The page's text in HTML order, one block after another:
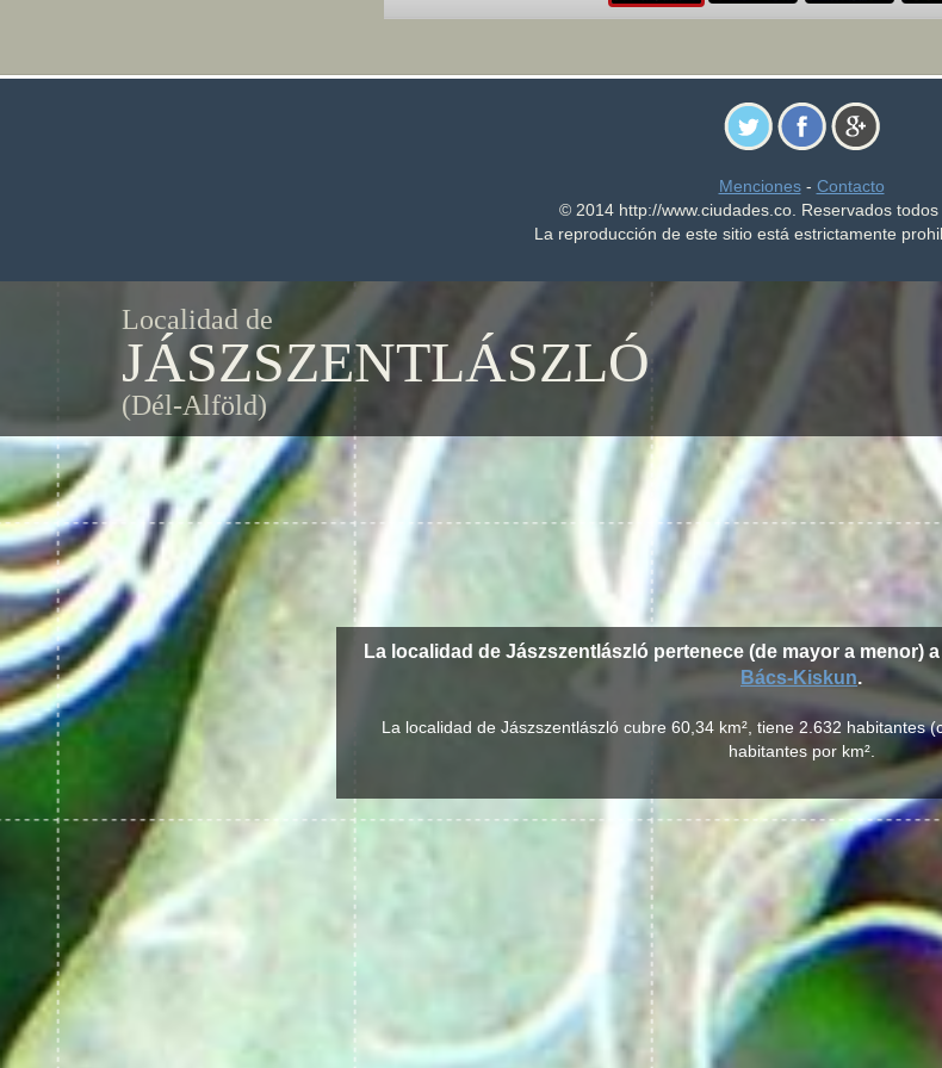
Menciones- Contacto
© 2014 http://www.ciudades.co. Reservados todos
La reproducción de este sitio está estrictamente
Localidad de
JÁSZSZENTLÁSZLÓ
(Dél-Alföld)
La localidad de Jászszentlászló pertenece (de mayor a menor)
Bács-Kiskun.
La localidad de Jászszentlászló cubre 60,34 km², tiene 2.632 habitantes
habitantes por km².